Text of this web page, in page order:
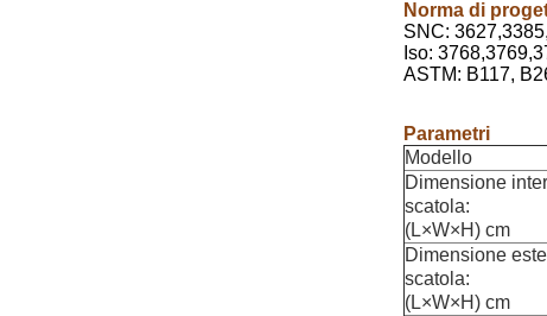
Norma di
SNC:
Iso:
ASTM: B117,
Parametri
Modello
Dimensione
scatola:
(L×W×H) cm
Dimensione
scatola:
(L×W×H) cm